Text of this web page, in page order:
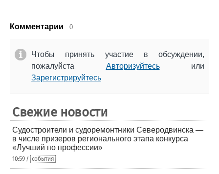
Комментарии 0.
Чтобы принять участие в обсуждении,
пожалуйста Авторизуйтесьили
Зарегистрируйтесь
Свежие новости
Судостроители и судоремонтники Северодвинска —
в числе призеров регионального этапа конкурса
«Лучший по профессии»
10:59 / события